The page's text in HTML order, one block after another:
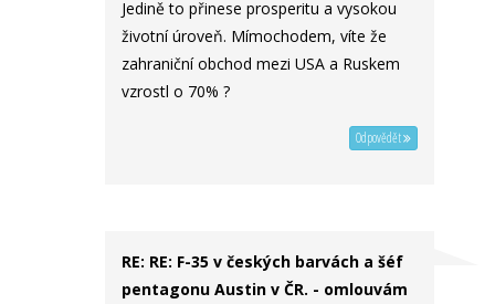
Jedině to přinese prosperitu a vysokou
životní úroveň. Mímochodem, víte že
zahraniční obchod mezi USA a Ruskem
vzrostl o 70% ?
Odpovědět
RE: RE: F-35 v českých barvách a šéf
pentagonu Austin v ČR. - omlouvám